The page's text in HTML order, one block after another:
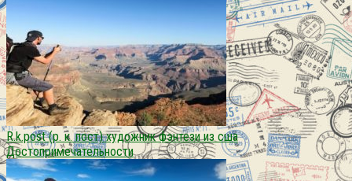
R.k.post (р. к. пост) художник фэнтези из сша
Достопримечательности